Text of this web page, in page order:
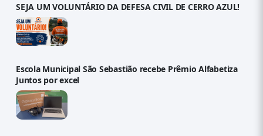
SEJA UM VOLUNTÁRIO DA DEFESA CIVIL DE CERRO AZUL!
Escola Municipal São Sebastião recebe Prêmio Alfabetiza
Juntos por excel